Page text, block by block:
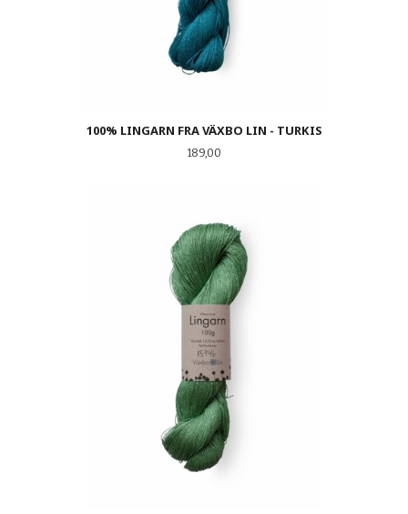
100% LINGARN FRA VÄXBO LIN - TURKIS
Pris
189,00